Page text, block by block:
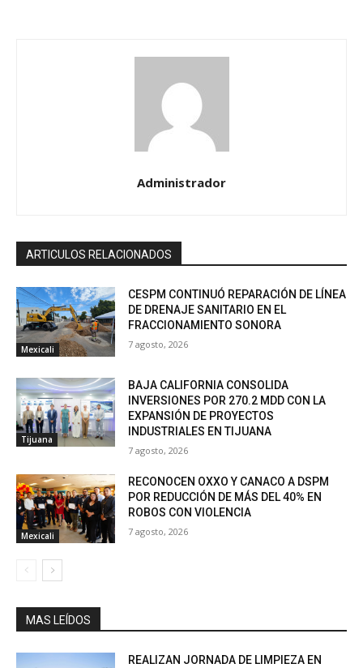
Administrador
ARTICULOS RELACIONADOS
Mexicali
CESPM CONTINUÓ REPARACIÓN DE LÍNEA
DE DRENAJE SANITARIO EN EL
FRACCIONAMIENTO SONORA
7 agosto, 2026
Tijuana
BAJA CALIFORNIA CONSOLIDA
INVERSIONES POR 270.2 MDD CON LA
EXPANSIÓN DE PROYECTOS
INDUSTRIALES EN TIJUANA
7 agosto, 2026
Mexicali
RECONOCEN OXXO Y CANACO A DSPM
POR REDUCCIÓN DE MÁS DEL 40% EN
ROBOS CON VIOLENCIA
7 agosto, 2026
MAS LEÍDOS
REALIZAN JORNADA DE LIMPIEZA EN